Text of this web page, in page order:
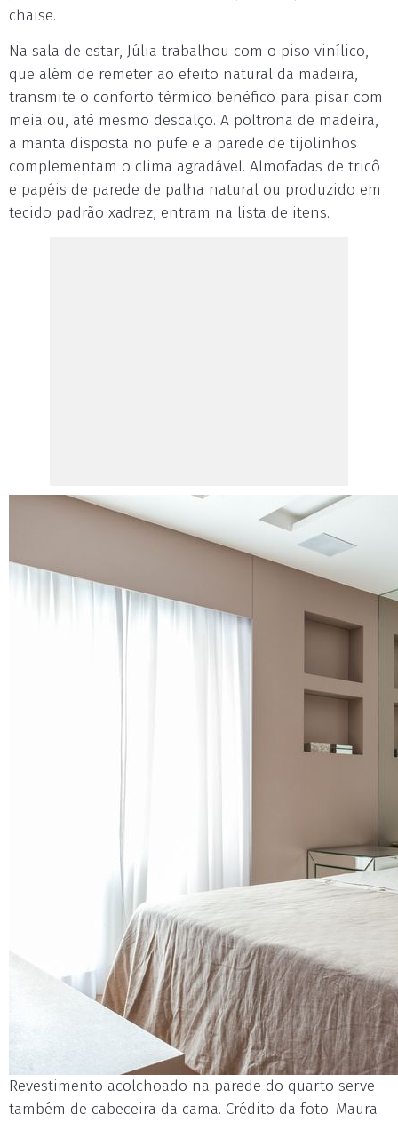
chaise.
Na sala de estar, Júlia trabalhou com o piso vinílico,
que além de remeter ao efeito natural da madeira,
transmite o conforto térmico benéfico para pisar com
meia ou, até mesmo descalço. A poltrona de madeira,
a manta disposta no pufe e a parede de tijolinhos
complementam o clima agradável. Almofadas de tricô
e papéis de parede de palha natural ou produzido em
tecido padrão xadrez, entram na lista de itens.
Revestimento acolchoado na parede do quarto serve
também de cabeceira da cama. Crédito da foto: Maura